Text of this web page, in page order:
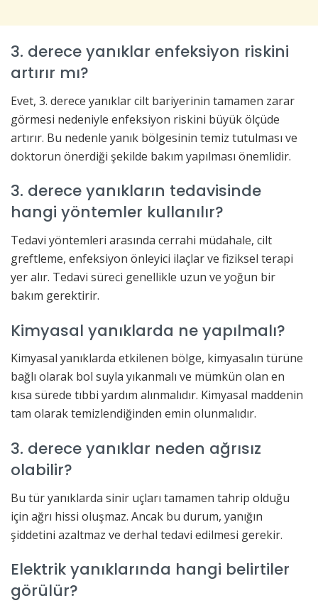
3. derece yanıklar enfeksiyon riskini
artırır mı?
Evet, 3. derece yanıklar cilt bariyerinin tamamen zarar
görmesi nedeniyle enfeksiyon riskini büyük ölçüde
artırır. Bu nedenle yanık bölgesinin temiz tutulması ve
doktorun önerdiği şekilde bakım yapılması önemlidir.
3. derece yanıkların tedavisinde
hangi yöntemler kullanılır?
Tedavi yöntemleri arasında cerrahi müdahale, cilt
greftleme, enfeksiyon önleyici ilaçlar ve fiziksel terapi
yer alır. Tedavi süreci genellikle uzun ve yoğun bir
bakım gerektirir.
Kimyasal yanıklarda ne yapılmalı?
Kimyasal yanıklarda etkilenen bölge, kimyasalın türüne
bağlı olarak bol suyla yıkanmalı ve mümkün olan en
kısa sürede tıbbi yardım alınmalıdır. Kimyasal maddenin
tam olarak temizlendiğinden emin olunmalıdır.
3. derece yanıklar neden ağrısız
olabilir?
Bu tür yanıklarda sinir uçları tamamen tahrip olduğu
için ağrı hissi oluşmaz. Ancak bu durum, yanığın
şiddetini azaltmaz ve derhal tedavi edilmesi gerekir.
Elektrik yanıklarında hangi belirtiler
görülür?